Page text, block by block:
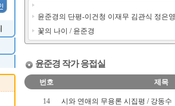
윤준경의 단평-이건청 이재무 김관식 정은
꽃의 나이 / 윤준경
윤준경 작가 응접실
번호 제목
14 시와 연애의 무용론 시집평 / 강동수